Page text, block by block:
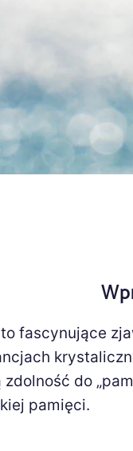
fascynujące
do
pamięci.